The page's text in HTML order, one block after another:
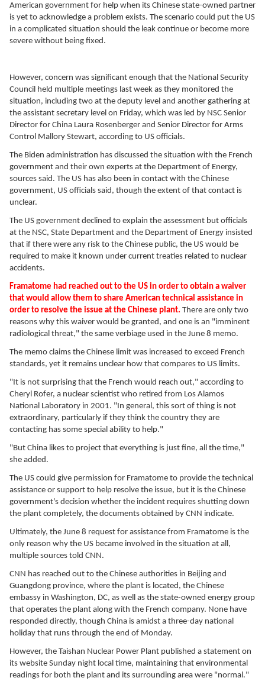
American government for help when its Chinese state-owned partner
is yet to acknowledge a problem exists. The scenario could put the US
in a complicated situation should the leak continue or become more
severe without being fixed.
However, concern was significant enough that the National Security
Council held multiple meetings last week as they monitored the
situation, including two at the deputy level and another gathering at
the assistant secretary level on Friday, which was led by NSC Senior
Director for China Laura Rosenberger and Senior Director for Arms
Control Mallory Stewart, according to US officials.
The Biden administration has discussed the situation with the French
government and their own experts at the Department of Energy,
sources said. The US has also been in contact with the Chinese
government, US officials said, though the extent of that contact is
unclear.
The US government declined to explain the assessment but officials
at the NSC, State Department and the Department of Energy insisted
that if there were any risk to the Chinese public, the US would be
required to make it known under current treaties related to nuclear
accidents.
Framatome had reached out to the US in order to obtain a waiver
that would allow them to share American technical assistance in
order to resolve the issue at the Chinese plant. There are only two
reasons why this waiver would be granted, and one is an "imminent
radiological threat," the same verbiage used in the June 8 memo.
The memo claims the Chinese limit was increased to exceed French
standards, yet it remains unclear how that compares to US limits.
"It is not surprising that the French would reach out," according to
Cheryl Rofer, a nuclear scientist who retired from Los Alamos
National Laboratory in 2001. "In general, this sort of thing is not
extraordinary, particularly if they think the country they are
contacting has some special ability to help."
"But China likes to project that everything is just fine, all the time,"
she added.
The US could give permission for Framatome to provide the technical
assistance or support to help resolve the issue, but it is the Chinese
government's decision whether the incident requires shutting down
the plant completely, the documents obtained by CNN indicate.
Ultimately, the June 8 request for assistance from Framatome is the
only reason why the US became involved in the situation at all,
multiple sources told CNN.
CNN has reached out to the Chinese authorities in Beijing and
Guangdong province, where the plant is located, the Chinese
embassy in Washington, DC, as well as the state-owned energy group
that operates the plant along with the French company. None have
responded directly, though China is amidst a three-day national
holiday that runs through the end of Monday.
However, the Taishan Nuclear Power Plant published a statement on
its website Sunday night local time, maintaining that environmental
readings for both the plant and its surrounding area were "normal."